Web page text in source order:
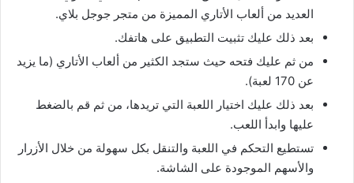
العديد من ألعاب الأتاري المميزة من متجر جوجل بلاي.
بعد ذلك عليك تثبيت التطبيق على هاتفك.
من ثم عليك فتحه حيث ستجد الكثير من ألعاب الأتاري (ما يزيد
عن 170 لعبة).
بعد ذلك عليك اختيار اللعبة التي تريدها، من ثم قم بالضغط
عليها وابدأ اللعب.
تستطيع التحكم في اللعبة والتنقل بكل سهولة من خلال الأزرار
والأسهم الموجودة على الشاشة.